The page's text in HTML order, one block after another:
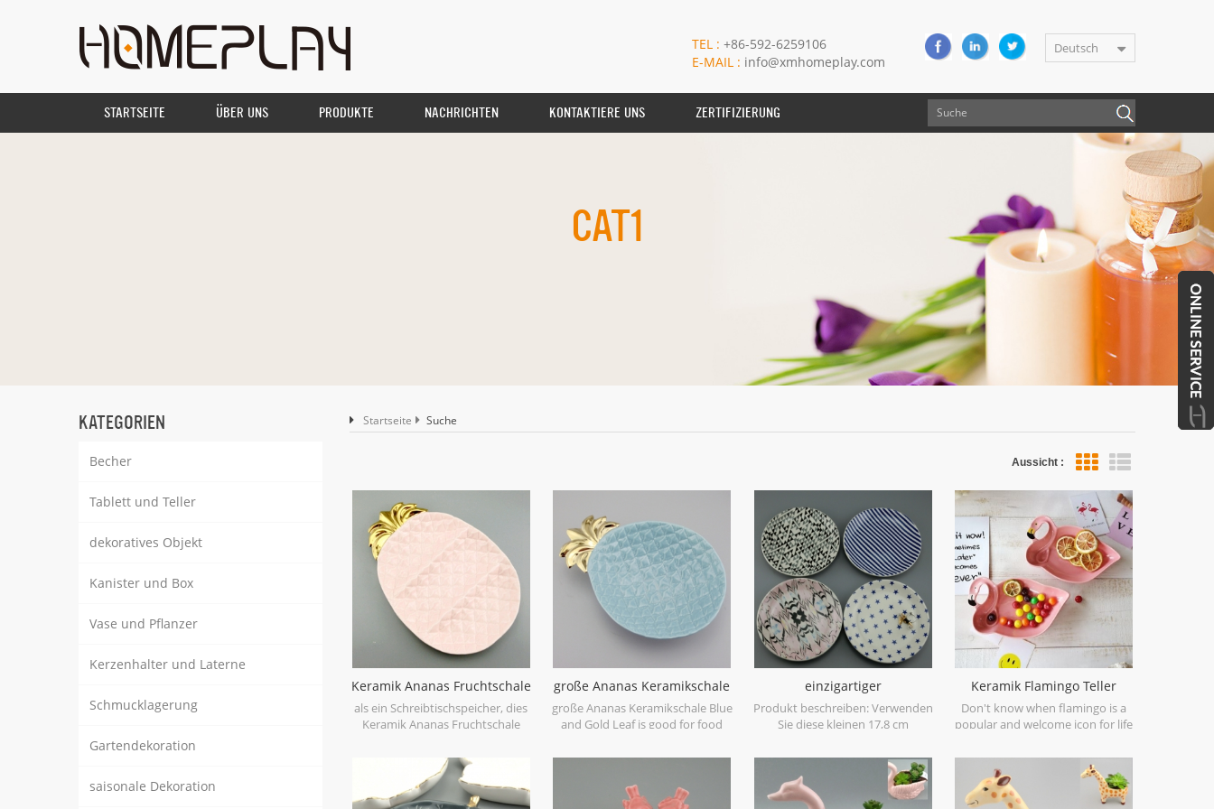
Deutsch
TEL : +86-592-6259106
E-MAIL : info@xmhomeplay.com
STARTSEITE ÜBER UNS PRODUKTE NACHRICHTEN KONTAKTIERE UNS ZERTIFIZIERUNG
CAT1
KATEGORIEN
Becher
Tablett und Teller
dekoratives Objekt
Kanister und Box
Vase und Pflanzer
Kerzenhalter und Laterne
Schmucklagerung
Gartendekoration
saisonale Dekoration
Startseite Suche
Aussicht :
Keramik Ananas Fruchtschale
rosa blau
als ein Schreibtischspeicher, dies
Keramik Ananas Fruchtschale
einige kleine Dinge oder Schmuck
zu sein, Sie können Süßigkeiten
und Kleinigkeiten hier, für große
Größe können Sie Lebensmittel
große Ananas Keramikschale
blau und Blattgold
große Ananas Keramikschale Blue
and Gold Leaf is good for food
storage in kitchen.
einzigartiger
Schmuckplattenhalter
Produkt beschreiben: Verwenden
Sie diese kleinen 17,8 cm
Lieblings-Schmuckstücke zu
speichern. Manchmal leicht und
verspielt, manchmal intensiv und
launisch. Vorteil: 1) professionelle
Keramik Flamingo Teller
Trinket Gericht
Don't know when flamingo is a
popular and welcome icon for life
a bright icon in your home
collection. Flamingo Catchall,